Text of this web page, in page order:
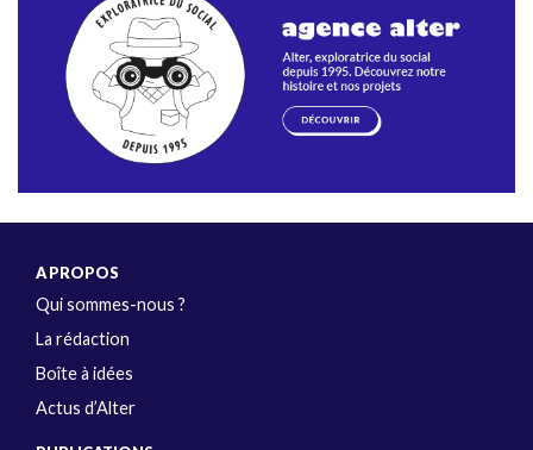
A PROPOS
Qui sommes-nous ?
La rédaction
Boîte à idées
Actus d’Alter